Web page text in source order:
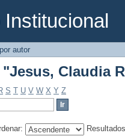
Claudia
autor
Claudia
S T U V W X Y Z